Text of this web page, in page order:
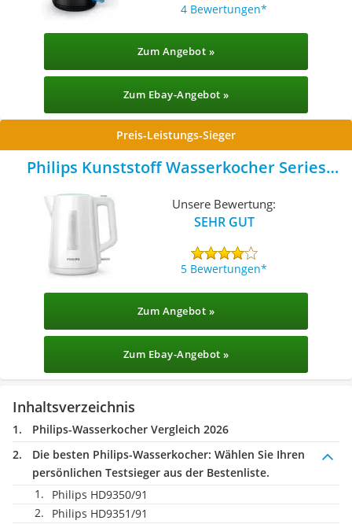
4 Bewertungen
Zum Angebot »
Zum Ebay-Angebot »
Preis-Leistungs-Sieger
Philips Kunststoff Wasserkocher Series
Unsere Bewertung:
SEHR GUT
5 Bewertungen
Zum Angebot »
Zum Ebay-Angebot »
Inhaltsverzeichnis
Philips-Wasserkocher Vergleich 2026
Die besten Philips-Wasserkocher: Wählen Sie Ihren
persönlichen Testsieger aus der Bestenliste.
Philips HD9350/91
Philips HD9351/91